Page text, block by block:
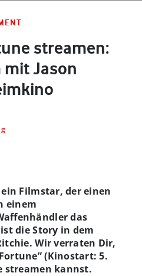
streamen:
Jason
Filmstar, der einen
einem
das
die Story in dem
Wir verraten Dir,
(Kinostart: 5.
streamen kannst.